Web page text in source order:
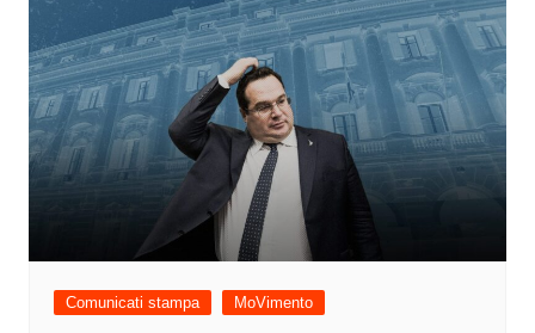
Comunicati stampa MoVimento